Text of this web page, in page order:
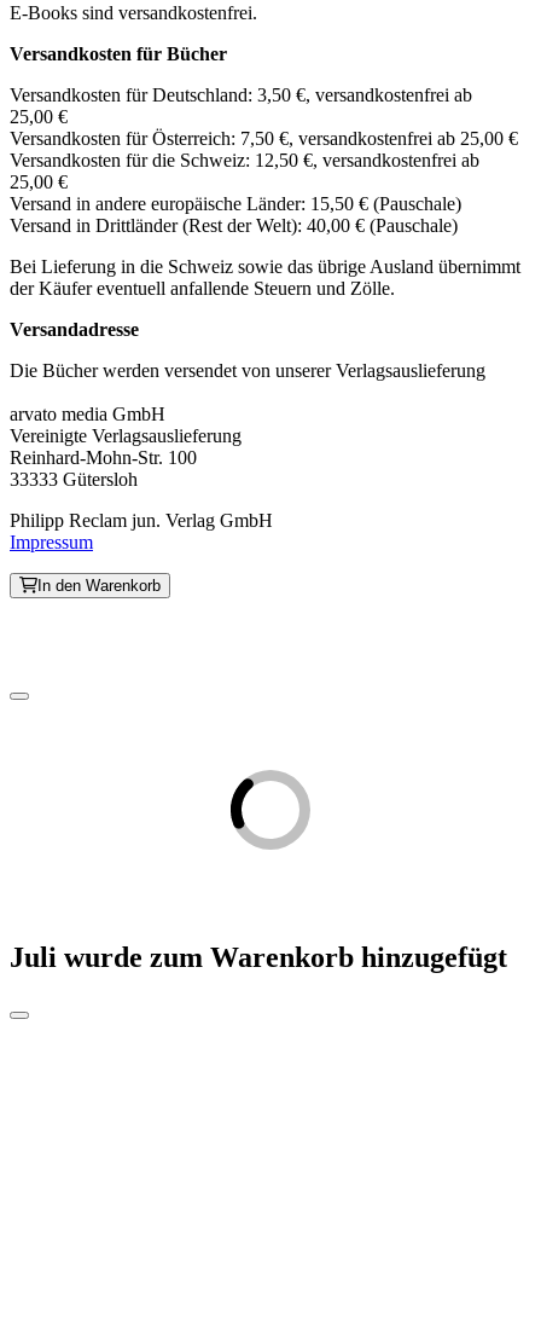
E-Books sind versandkostenfrei.
Versandkosten für Bücher
Versandkosten für Deutschland: 3,50 €, versandkostenfrei ab
25,00 €
Versandkosten für Österreich: 7,50 €, versandkostenfrei ab 25,00 €
Versandkosten für die Schweiz: 12,50 €, versandkostenfrei ab
25,00 €
Versand in andere europäische Länder: 15,50 € (Pauschale)
Versand in Drittländer (Rest der Welt): 40,00 € (Pauschale)
Bei Lieferung in die Schweiz sowie das übrige Ausland übernimmt
der Käufer eventuell anfallende Steuern und Zölle.
Versandadresse
Die Bücher werden versendet von unserer Verlagsauslieferung
arvato media GmbH
Vereinigte Verlagsauslieferung
Reinhard-Mohn-Str. 100
33333 Gütersloh
Philipp Reclam jun. Verlag GmbH
Impressum
In den Warenkorb
Juli wurde zum Warenkorb hinzugefügt